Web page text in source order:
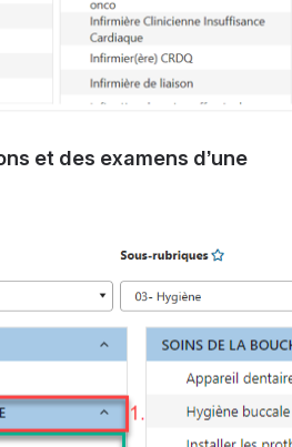
et des examens d’une